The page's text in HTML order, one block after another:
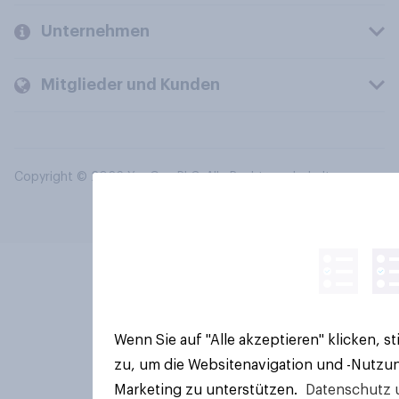
Unternehmen
Mitglieder und Kunden
Copyright © 2026 YouGov PLC. Alle Rechte vorbehalten.
Wenn Sie auf "Alle akzeptieren" klicken,
zu, um die Websitenavigation und -
Marketing zu unterstützen.
Datenschutz